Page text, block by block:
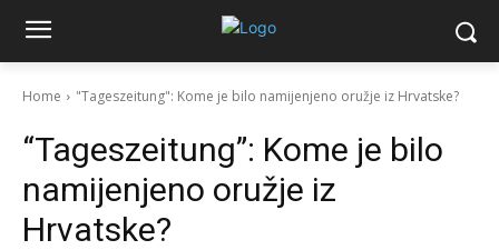
Home "Tageszeitung": Kome je bilo namijenjeno oružje iz Hrvatske?
“Tageszeitung”: Kome je bilo
namijenjeno oružje iz
Hrvatske?